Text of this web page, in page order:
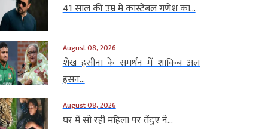
41 साल की उम्र में कांस्टेबल गणेश का...
August 08, 2026
शेख हसीना के समर्थन में शाकिब अल
हसन...
August 08, 2026
घर में सो रही महिला पर तेंदुए ने...